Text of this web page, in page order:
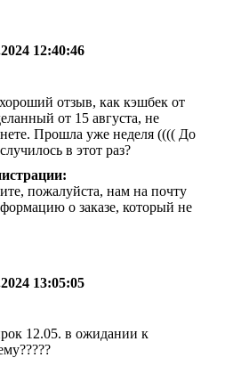
12:40:46
отзыв, как кэшбек от
от 15 августа, не
Прошла уже неделя (((( До
в этот раз?
пожалуйста, нам на почту
о заказе, который не
13:05:05
12.05. в ожидании к